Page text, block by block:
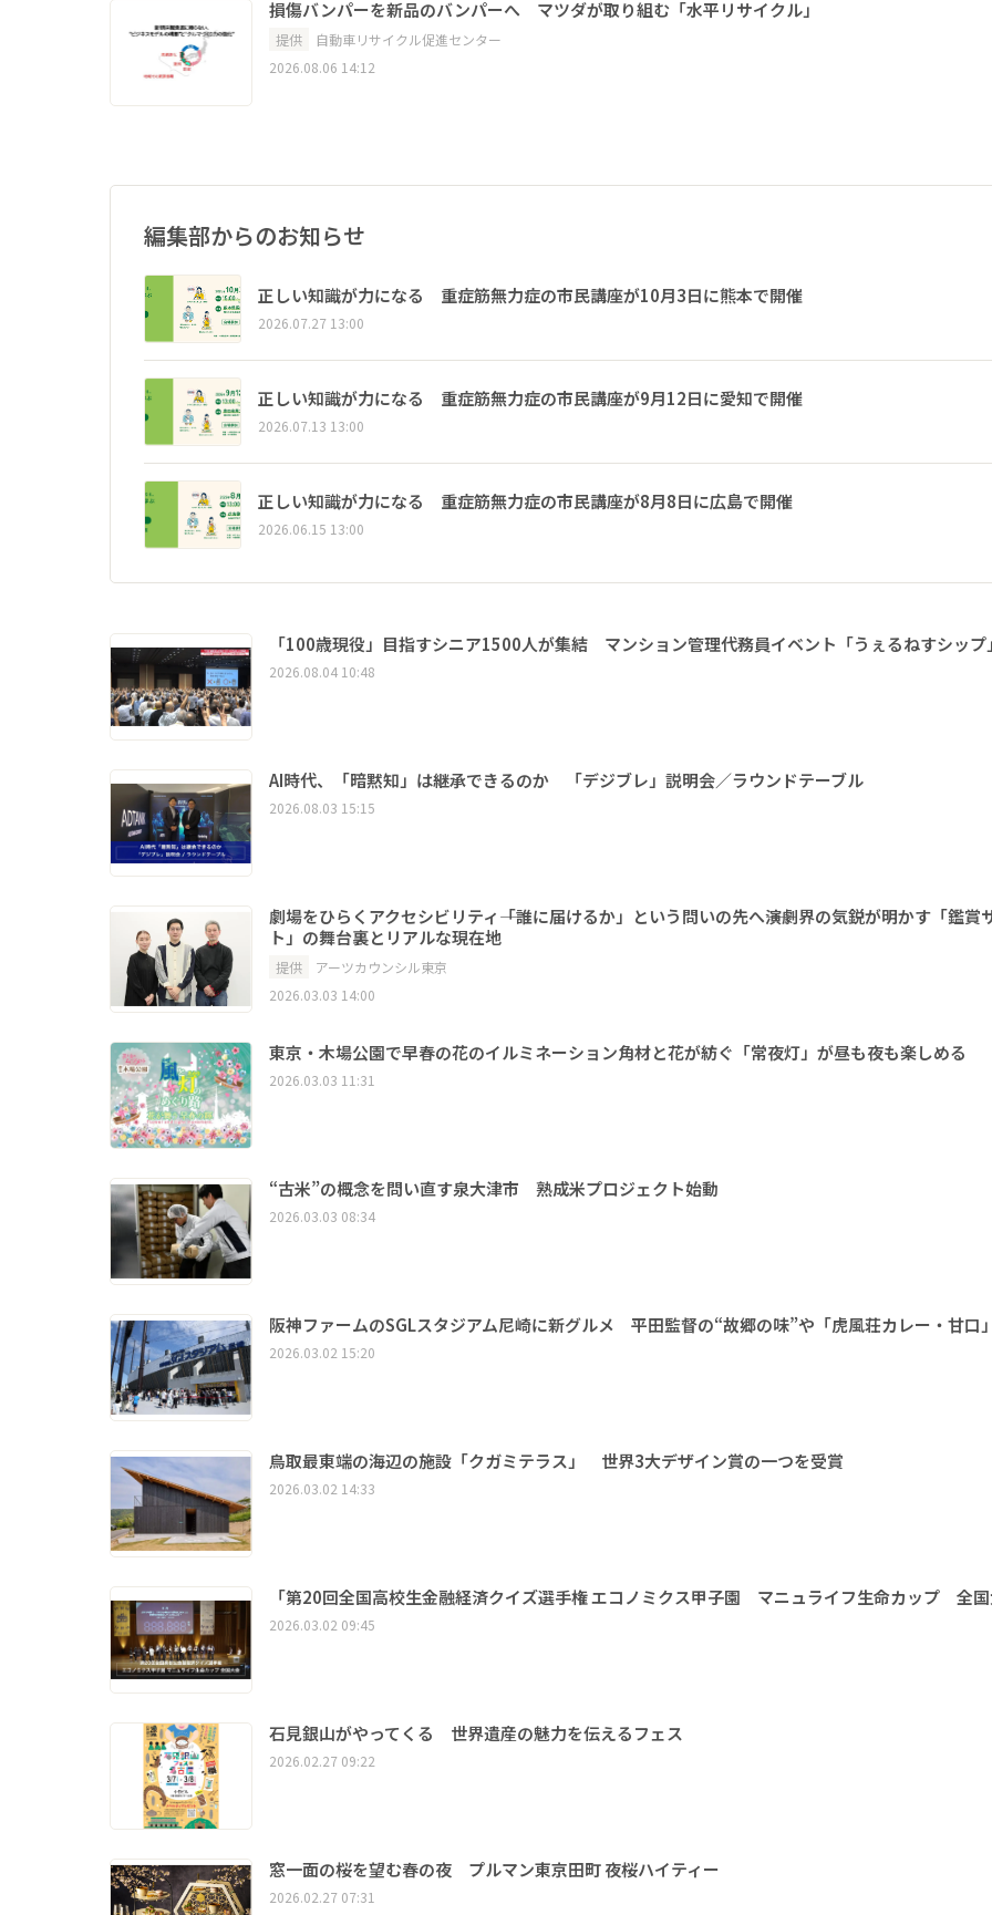
損傷バンパーを新品のバンパーへ マツダが取り組む「水平リサイクル」
提供
自動車リサイクル促進センター
2026.08.06 14:12
編集部からのお知らせ
正しい知識が力になる 重症筋無力症の市民講座が10月3日に熊本で開催
2026.07.27 13:00
正しい知識が力になる 重症筋無力症の市民講座が9月12日に愛知で開催
2026.07.13 13:00
正しい知識が力になる 重症筋無力症の市民講座が8月8日に広島で開催
2026.06.15 13:00
「100歳現役」目指すシニア1500人が集結 マンション管理代務員イベント「うぇるねすシップ
2026.08.04 10:48
AI時代、「暗黙知」は継承できるのか 「デジブレ」説明会／ラウンドテーブル
2026.08.03 15:15
劇場をひらくアクセシビリティ――「誰に届けるか」という問いの先へ――演劇界の気鋭が明かす「鑑賞
ト」の舞台裏とリアルな現在地
提供
アーツカウンシル東京
2026.03.03 14:00
東京・木場公園で早春の花のイルミネーション角材と花が紡ぐ「常夜灯」が昼も夜も楽しめる
2026.03.03 11:31
“古米”の概念を問い直す泉大津市 熟成米プロジェクト始動
2026.03.03 08:34
阪神ファームのSGLスタジアム尼崎に新グルメ 平田監督の“故郷の味”や「虎風荘カレー・甘口
2026.03.02 15:20
鳥取最東端の海辺の施設「クガミテラス」 世界3大デザイン賞の一つを受賞
2026.03.02 14:33
「第20回全国高校生金融経済クイズ選手権 エコノミクス甲子園 マニュライフ生命カップ 全
2026.03.02 09:45
石見銀山がやってくる 世界遺産の魅力を伝えるフェス
2026.02.27 09:22
窓一面の桜を望む春の夜 プルマン東京田町 夜桜ハイティー
2026.02.27 07:31